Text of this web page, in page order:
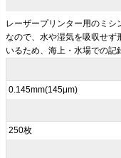
レーザープリンター用のミ
なので、水や湿気を吸収せず
いるため、海上・水場での記
0.145mm(145μm)
250枚